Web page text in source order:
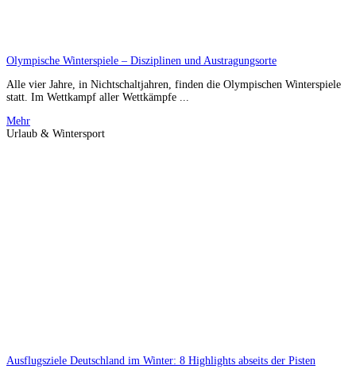
Olympische Winterspiele – Disziplinen und Austragungsorte
Alle vier Jahre, in Nichtschaltjahren, finden die Olympischen Winterspiele
statt. Im Wettkampf aller Wettkämpfe ...
Mehr
Urlaub & Wintersport
Ausflugsziele Deutschland im Winter: 8 Highlights abseits der Pisten